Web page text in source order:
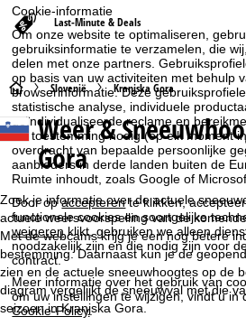
Cookie-informatie
Om onze website te optimaliseren,
gebruiksinformatie te verzamelen, die
delen met onze partners.
op basis van uw activiteiten met behulp
browserinformatie. Deze
statistische analyse, individuele
geïndividualiseerde reclame en
uw toestemming nodig (op elk moment
overdracht van bepaalde persoonlijke
aanbieders in derde landen buiten de
Ruimte inhoudt, zoals Google of
Door opaccepterente klikken,
functionele cookies en soortgelijke
weigerenklikt, gebruiken we alleen
noodzakelijk zijn en die nodig zijn voor
contract.
Meer informatie over het gebruik van
om uw instellingen te wijzigen, vindt u in
Cookie-Policy.
Last-Minute & Deals
S
t
a
r
t
p
a
Slovenië Kranjska Gora
Weer &
Gora
Zoek je informatie over de actuele
actuele weersvoorspelling van de
Met de webcams krijg je een nog betere
bestemming. Daarnaast kun je de
zien en de actuele sneeuwhoogtes op de
diagram vergelijkt de sneeuwval met die
seizoen in Kranjska Gora.